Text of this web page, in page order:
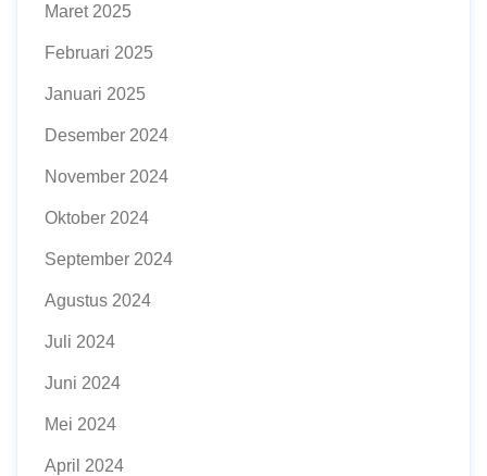
Maret 2025
Februari 2025
Januari 2025
Desember 2024
November 2024
Oktober 2024
September 2024
Agustus 2024
Juli 2024
Juni 2024
Mei 2024
April 2024